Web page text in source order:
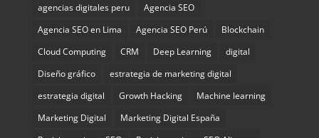
agencias digitales peru
Agencia SEO
Agencia SEO en Lima
Agencia SEO Perú
Blockchain
Cloud Computing
CRM Deep Learning
digital
Diseño gráfico
estrategia de marketing digital
estrategia digital
Growth Hacking
Machine learning
Marketing Digital
Marketing Digital España